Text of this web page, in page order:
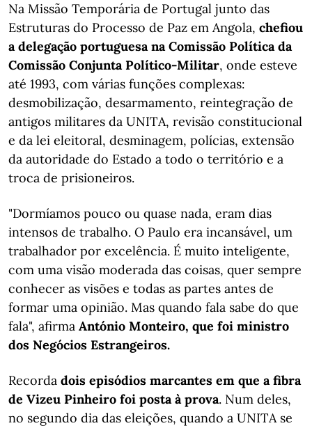
Na Missão Temporária de Portugal junto das
Estruturas do Processo de Paz em Angola, chefiou
a delegação portuguesa na Comissão Política da
Comissão Conjunta Político-Militar, onde esteve
até 1993, com várias funções complexas:
desmobilização, desarmamento, reintegração de
antigos militares da UNITA, revisão constitucional
e da lei eleitoral, desminagem, polícias, extensão
da autoridade do Estado a todo o território e a
troca de prisioneiros.
"Dormíamos pouco ou quase nada, eram dias
intensos de trabalho. O Paulo era incansável, um
trabalhador por excelência. É muito inteligente,
com uma visão moderada das coisas, quer sempre
conhecer as visões e todas as partes antes de
formar uma opinião. Mas quando fala sabe do que
fala", afirma António Monteiro, que foi ministro
dos Negócios Estrangeiros.
Recorda dois episódios marcantes em que a fibra
de Vizeu Pinheiro foi posta à prova. Num deles,
no segundo dia das eleições, quando a UNITA se